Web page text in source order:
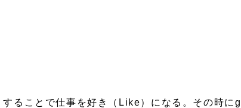
ることで仕事を好き（Like）になる。その時に